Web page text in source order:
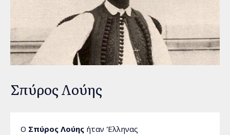
Σπύρος Λούης
Ο Σπύρος Λούης ήταν Έλληνας